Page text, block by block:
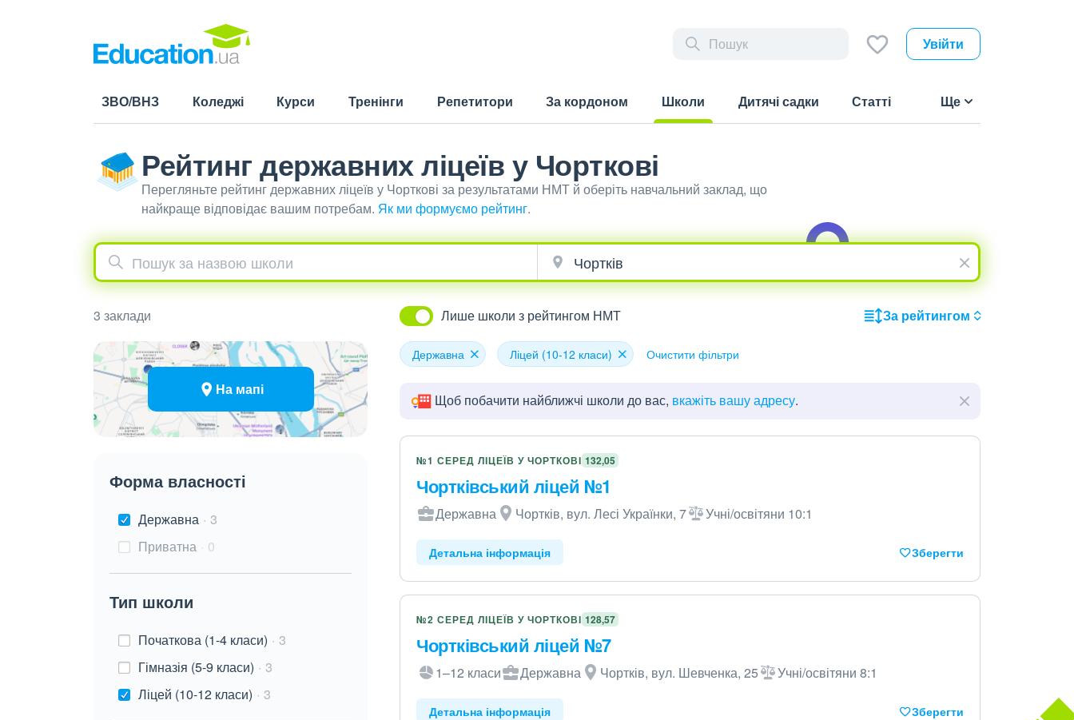
Увійти
ЗВО/ВНЗ Коледжі Курси Тренінги Репетитори За кордоном
Школи
Дитячі садки Статті Ще
Рейтинг державних ліцеїв у Чорткові
Перегляньте рейтинг державних ліцеїв у Чорткові за результатами НМТ й оберіть навчальний заклад, що
найкраще відповідає вашим потребам. Як ми формуємо рейтинг.
3 заклади Лише школи з рейтингом НМТ За рейтингом
На мапі
Форма власності
Державна
3
Приватна
0
Тип школи
Початкова (1-4 класи)
3
Гімназія (5-9 класи)
3
Ліцей (10-12 класи)
3
Державна Ліцей (10-12 класи) Очистити фільтри
Щоб побачити найближчі школи до вас, вкажіть вашу адресу.
№1 СЕРЕД ЛІЦЕЇВ У ЧОРТКОВІ 132,05
Чортківський ліцей №1
Державна Чортків, вул. Лесі Українки, 7 Учні/освітяни 10:1
Детальна інформація Зберегти
№2 СЕРЕД ЛІЦЕЇВ У ЧОРТКОВІ 128,57
Чортківський ліцей №7
1–12 класи Державна Чортків, вул. Шевченка, 25 Учні/освітяни 8:1
Детальна інформація Зберегти